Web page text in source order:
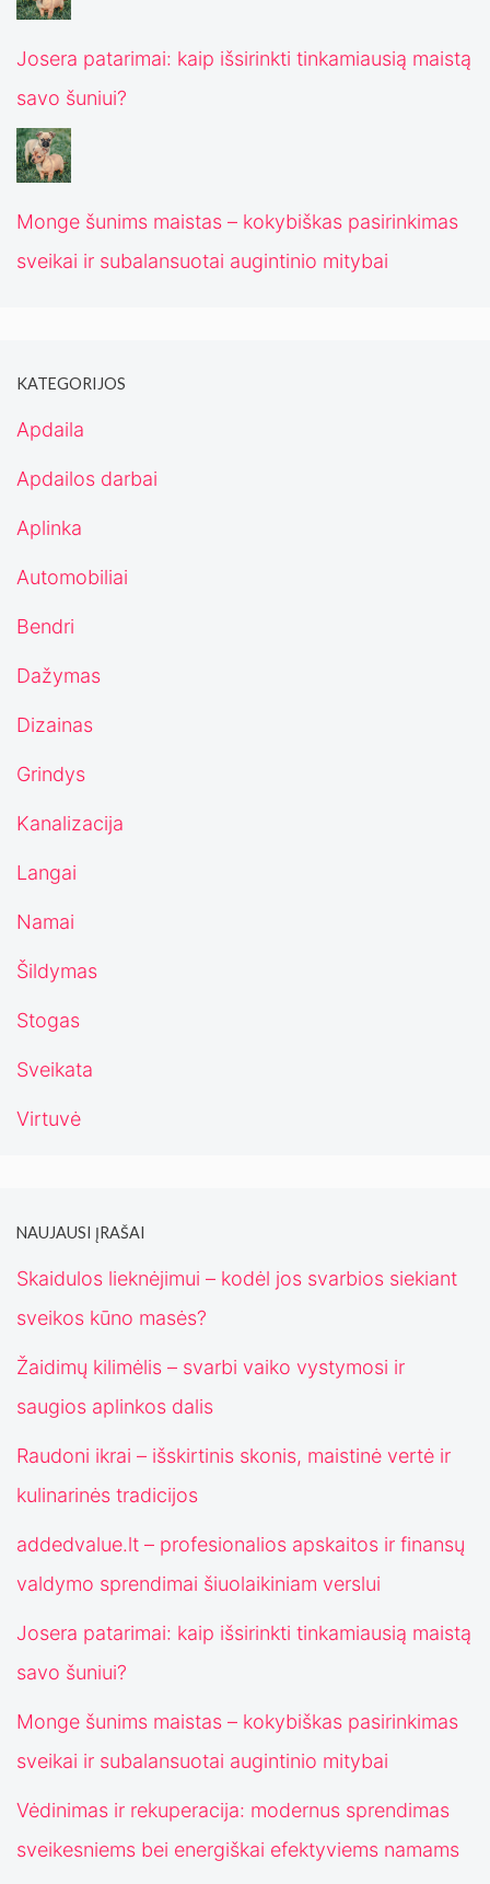
Josera patarimai: kaip išsirinkti tinkamiausią maistą
savo šuniui?
Monge šunims maistas – kokybiškas pasirinkimas
sveikai ir subalansuotai augintinio mitybai
KATEGORIJOS
Apdaila
Apdailos darbai
Aplinka
Automobiliai
Bendri
Dažymas
Dizainas
Grindys
Kanalizacija
Langai
Namai
Šildymas
Stogas
Sveikata
Virtuvė
NAUJAUSI ĮRAŠAI
Skaidulos lieknėjimui – kodėl jos svarbios siekiant
sveikos kūno masės?
Žaidimų kilimėlis – svarbi vaiko vystymosi ir
saugios aplinkos dalis
Raudoni ikrai – išskirtinis skonis, maistinė vertė ir
kulinarinės tradicijos
addedvalue.lt – profesionalios apskaitos ir finansų
valdymo sprendimai šiuolaikiniam verslui
Josera patarimai: kaip išsirinkti tinkamiausią maistą
savo šuniui?
Monge šunims maistas – kokybiškas pasirinkimas
sveikai ir subalansuotai augintinio mitybai
Vėdinimas ir rekuperacija: modernus sprendimas
sveikesniems bei energiškai efektyviems namams